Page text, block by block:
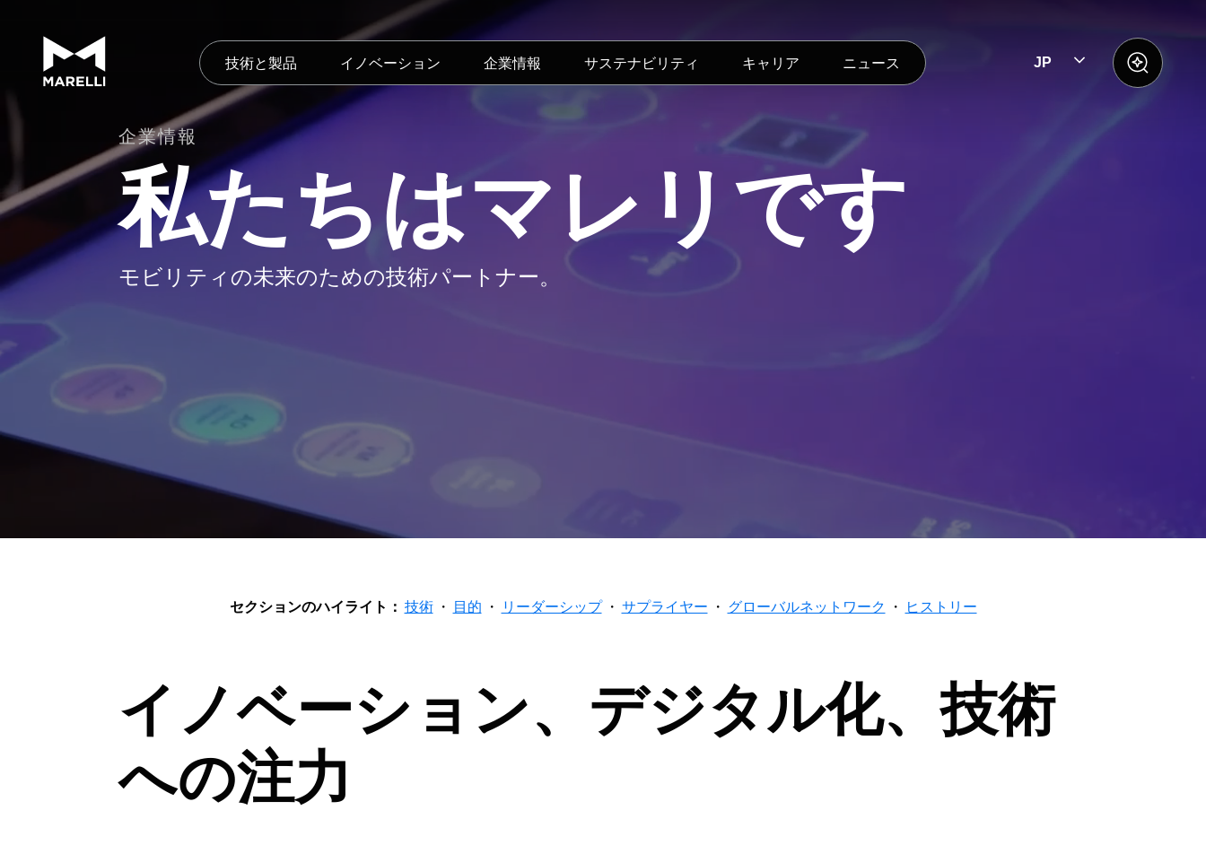
技術と製品 イノベーション 企業情報 サステナビリティ キャリア ニュース JP
企業情報
私たちはマレリです
モビリティの未来のための技術パートナー。
セクションのハイライト： 技術・ 目的 ・ リーダーシップ・ サプライヤー ・ グローバルネットワーク ・ ヒストリー
イノベーション、デジタル化、技術
への注力